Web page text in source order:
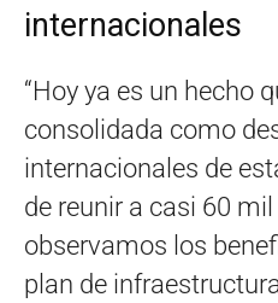
internacionales
“Hoy ya es un hecho
consolidada como
internacionales de
de reunir a casi 60
observamos los
plan de